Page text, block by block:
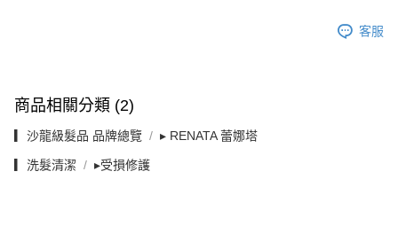
客服
商品相關分類 (2)
▎沙龍級髮品 品牌總覽 ▸ RENATA 蕾娜塔
▎洗髮清潔 ▸受損修護